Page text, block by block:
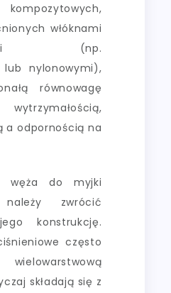
włóknami
(np.
lub nylonowymi),
równowagę
a odpornością na
węża do myjki
należy zwrócić
konstrukcję.
często
składają się z